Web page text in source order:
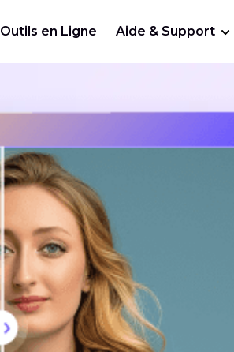
Outils en Ligne Aide & Support